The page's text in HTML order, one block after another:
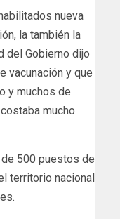
nueva
la también la
del Gobierno dijo
vacunación y que
y muchos de
mucho
500 puestos de
territorio nacional